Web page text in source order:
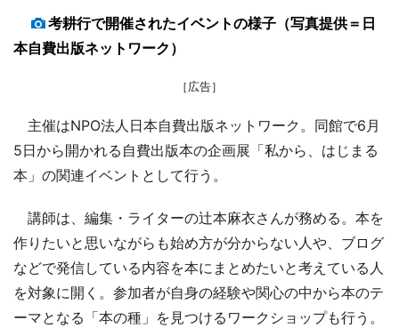
考耕行で開催されたイベントの様子（写真提供＝日
本自費出版ネットワーク）
［広告］
主催はNPO法人日本自費出版ネットワーク。同館で6月
5日から開かれる自費出版本の企画展「私から、はじまる
本」の関連イベントとして行う。
講師は、編集・ライターの辻本麻衣さんが務める。本を
作りたいと思いながらも始め方が分からない人や、ブログ
などで発信している内容を本にまとめたいと考えている人
を対象に開く。参加者が自身の経験や関心の中から本のテ
ーマとなる「本の種」を見つけるワークショップも行う。